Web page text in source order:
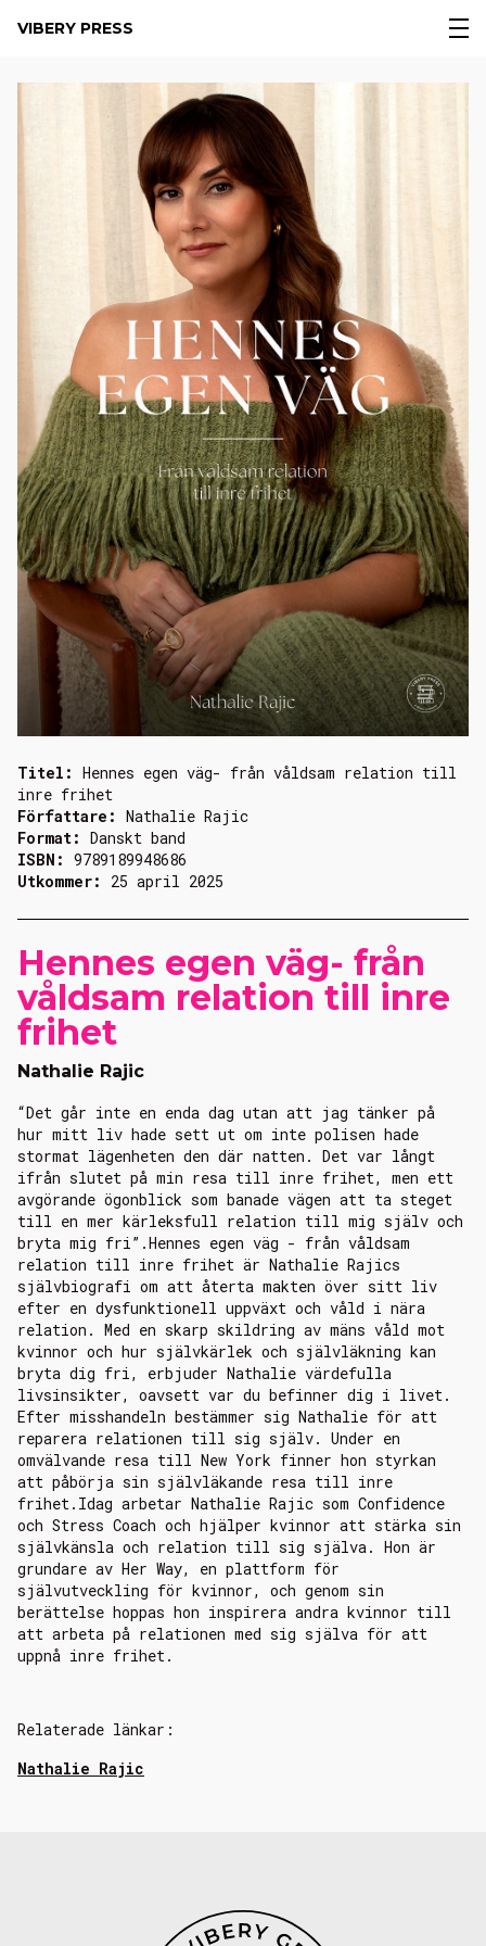
VIBERY PRESS
Hennes egen väg- från
våldsam relation till inre
frihet
Nathalie Rajic
“Det går inte en enda dag utan att jag tänker på
hur mitt liv hade sett ut om inte polisen hade
stormat lägenheten den där natten. Det var långt
ifrån slutet på min resa till inre frihet, men ett
avgörande ögonblick som banade vägen att ta steget
till en mer kärleksfull relation till mig själv och
bryta mig fri”.Hennes egen väg - från våldsam
relation till inre frihet är Nathalie Rajics
självbiografi om att återta makten över sitt liv
efter en dysfunktionell uppväxt och våld i nära
relation. Med en skarp skildring av mäns våld mot
kvinnor och hur självkärlek och självläkning kan
bryta dig fri, erbjuder Nathalie värdefulla
livsinsikter, oavsett var du befinner dig i livet.
Efter misshandeln bestämmer sig Nathalie för att
reparera relationen till sig själv. Under en
omvälvande resa till New York finner hon styrkan
att påbörja sin självläkande resa till inre
frihet.Idag arbetar Nathalie Rajic som Confidence
och Stress Coach och hjälper kvinnor att stärka sin
självkänsla och relation till sig själva. Hon är
grundare av Her Way, en plattform för
självutveckling för kvinnor, och genom sin
berättelse hoppas hon inspirera andra kvinnor till
att arbeta på relationen med sig själva för att
uppnå inre frihet.
Relaterade länkar:
Nathalie Rajic
Titel: Hennes egen väg- från våldsam relation till
inre frihet
Författare: Nathalie Rajic
Format: Danskt band
ISBN: 9789189948686
Utkommer: 25 april 2025